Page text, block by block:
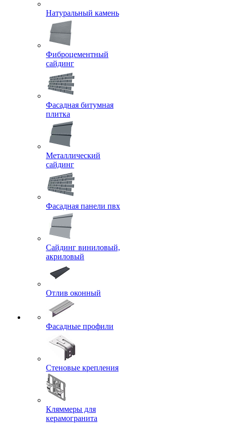
Натуральный камень
Фиброцементный
сайдинг
Фасадная битумная
плитка
Металлический
сайдинг
Фасадная панели пвх
Сайдинг виниловый,
акриловый
Отлив оконный
Фасадные профили
Стеновые крепления
Кляммеры для
керамогранита